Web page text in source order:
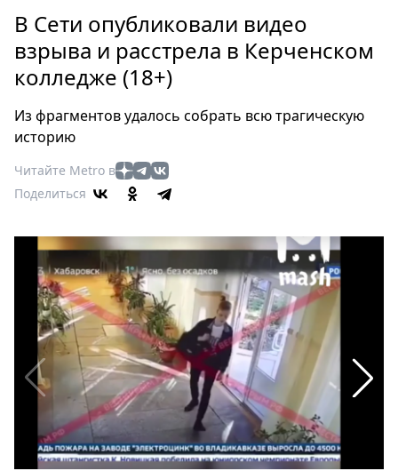
Россия
Мир
Здоровье
Туризм
Театр
Кино
Книги
Выставки
Пресс-
релизы
О
Metro
Стримы
Спецпроекты
Звезды
Выборы
В Сети опубликовали видео
взрыва и расстрела в Керченском
колледже (18+)
Из фрагментов удалось собрать всю трагическую
историю
Читайте Metro в
Поделиться